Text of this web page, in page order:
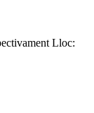
Lloc: